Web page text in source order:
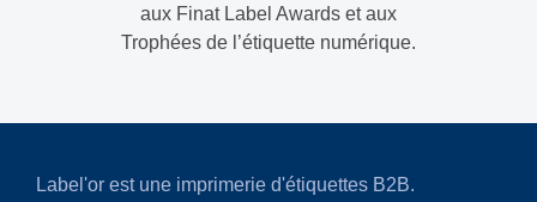
aux Finat Label Awards et aux
Trophées de l’étiquette numérique.
Label'or est une imprimerie d'étiquettes B2B.